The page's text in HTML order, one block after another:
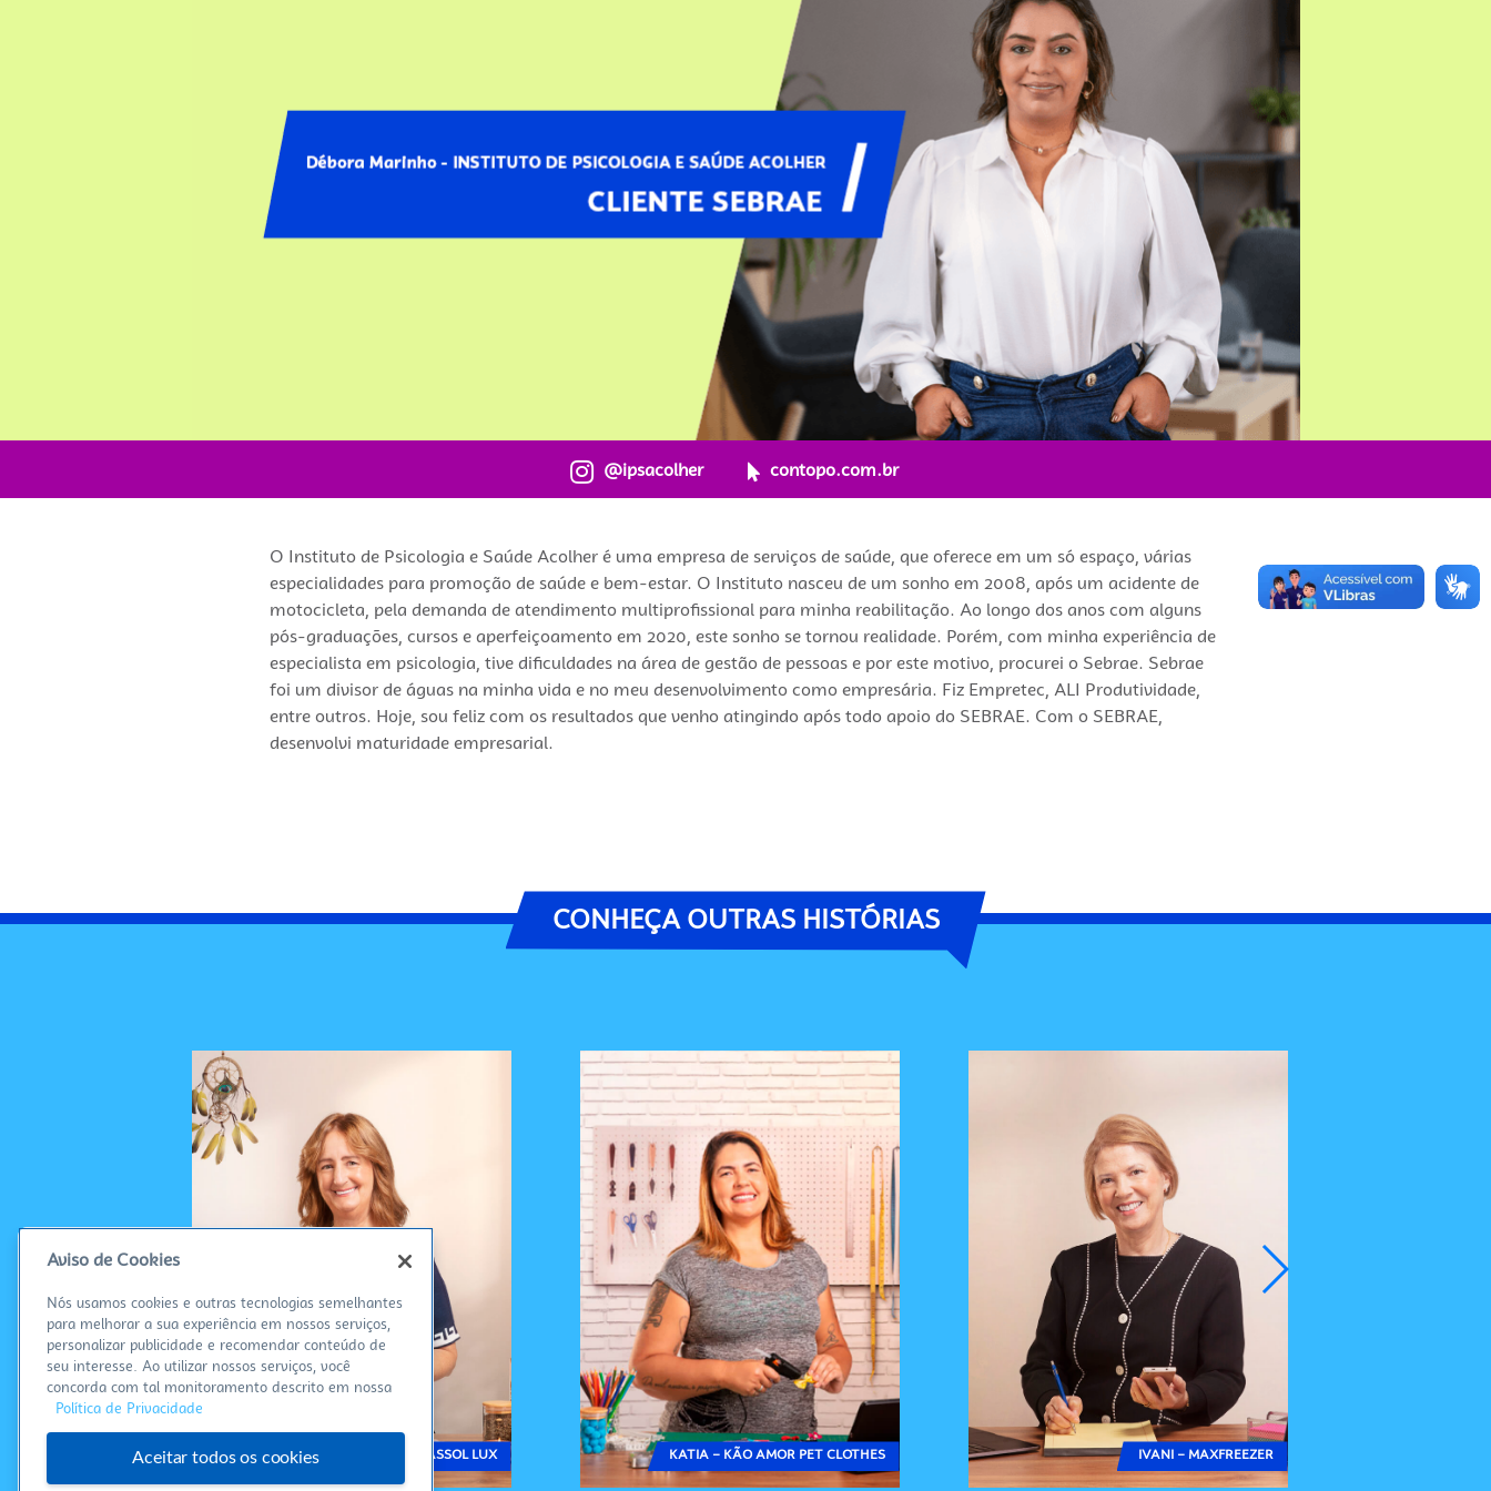
@ipsacolher contopo.com.br
O Instituto de Psicologia e Saúde Acolher é uma empresa de serviços de saúde, que oferece em um só espaço, várias
especialidades para promoção de saúde e bem-estar. O Instituto nasceu de um sonho em 2008, após um acidente de
motocicleta, pela demanda de atendimento multiprofissional para minha reabilitação. Ao longo dos anos com alguns
pós-graduações, cursos e aperfeiçoamento em 2020, este sonho se tornou realidade. Porém, com minha experiência de
especialista em psicologia, tive dificuldades na área de gestão de pessoas e por este motivo, procurei o Sebrae. Sebrae
foi um divisor de águas na minha vida e no meu desenvolvimento como empresária. Fiz Empretec, ALI Produtividade,
entre outros. Hoje, sou feliz com os resultados que venho atingindo após todo apoio do SEBRAE. Com o SEBRAE,
desenvolvi maturidade empresarial.
CONHEÇA OUTRAS HISTÓRIAS
CRISTINA – GIRASSOL LUX KATIA – KÃO AMOR PET CLOTHES IVANI – MAXFREEZER
Aviso de Cookies
Nós usamos cookies e outras tecnologias semelhantes
para melhorar a sua experiência em nossos serviços,
personalizar publicidade e recomendar conteúdo de
seu interesse. Ao utilizar nossos serviços, você
concorda com tal monitoramento descrito em nossa
Política de Privacidade
Aceitar todos os cookies